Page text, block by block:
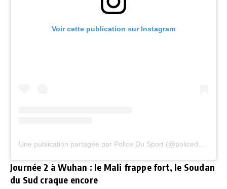
Voir cette publication sur Instagram
Journée 2 à Wuhan : le Mali frappe fort, le Soudan
du Sud craque encore